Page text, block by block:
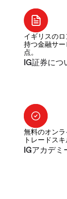
イギリスの
持つ金融サ
点。
無料のオン
トレードス